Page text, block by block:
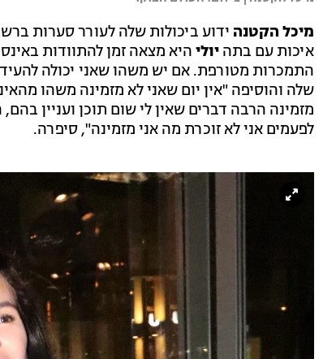
מיכל הקטנה ידוע ביכולות שלה לעורר סערות
איכות עם בתה יולי היא מצאה זמן להתוודות
התמכרות מטורפת. אם יש משהו שאני יכולה להעיד
שלה והוסיפה "אין יום שאני לא מזמינה משהו
מזמינה הרבה דברים שאין לי שום תוכן ועניין
לפעמים אני לא זוכרת מה אני מזמינה", סיפרה.